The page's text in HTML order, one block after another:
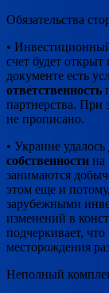
Обязательства
•
счет будет
документе есть
ответственность
партнерства. При
не прописано.
• Украине удалось
собственности на
занимаются
этом еще и
зарубежными
изменений в
подчеркивает,
месторождения
Неполный